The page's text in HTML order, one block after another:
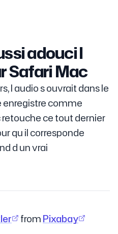
adouci l
Safari Mac
l audio s ouvrait dans le
enregistre comme
retouche ce tout dernier
qu il corresponde
d un vrai
fromPixabay